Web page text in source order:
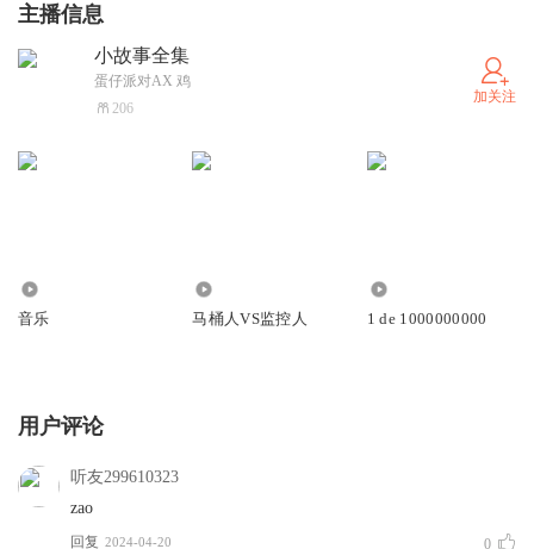
主播信息
小故事全集
蛋仔派对AX 鸡
206
加关注
音乐 马桶人VS监控人 1 de 1000000000
用户评论
听友299610323
zao
回复 2024-04-20 0